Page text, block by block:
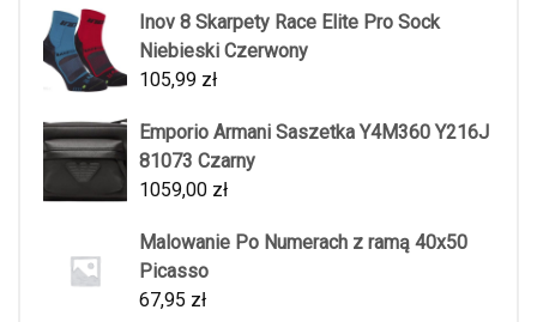
Inov 8 Skarpety Race Elite Pro Sock
Niebieski Czerwony
105,99 zł
Emporio Armani Saszetka Y4M360 Y216J
81073 Czarny
1059,00 zł
Malowanie Po Numerach z ramą 40x50
Picasso
67,95 zł